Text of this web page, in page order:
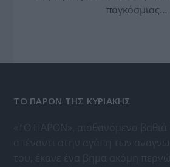
παγκόσμιας…
ΤΟ ΠΑΡΟΝ ΤΗΣ ΚΥΡΙΑΚΗΣ